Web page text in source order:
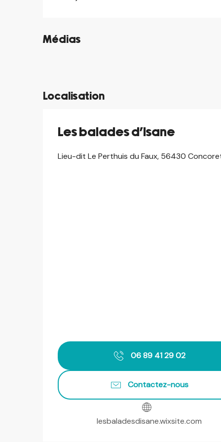
Médias
©
Localisation
Les balades d'Isane
Lieu-dit Le Perthuis du Faux, 56430
06 89 41 29 02
Contactez-nous
lesbaladesdisane.wixsite.com